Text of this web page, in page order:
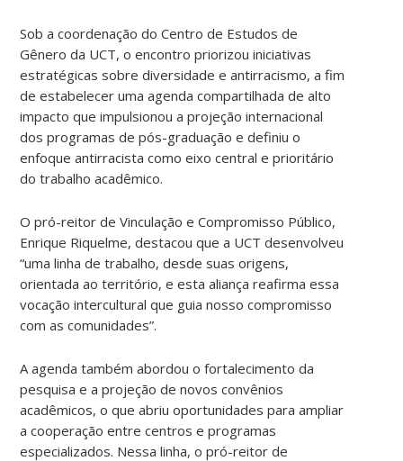
Sob a coordenação do Centro de Estudos de
Gênero da UCT, o encontro priorizou iniciativas
estratégicas sobre diversidade e antirracismo, a fim
de estabelecer uma agenda compartilhada de alto
impacto que impulsionou a projeção internacional
dos programas de pós-graduação e definiu o
enfoque antirracista como eixo central e prioritário
do trabalho acadêmico.
O pró-reitor de Vinculação e Compromisso Público,
Enrique Riquelme, destacou que a UCT desenvolveu
“uma linha de trabalho, desde suas origens,
orientada ao território, e esta aliança reafirma essa
vocação intercultural que guia nosso compromisso
com as comunidades”.
A agenda também abordou o fortalecimento da
pesquisa e a projeção de novos convênios
acadêmicos, o que abriu oportunidades para ampliar
a cooperação entre centros e programas
especializados. Nessa linha, o pró-reitor de